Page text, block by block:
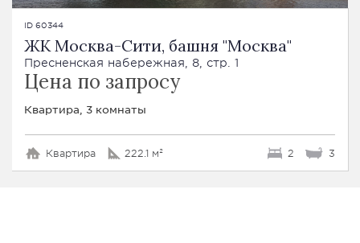
ID 60344
ЖК Москва-Сити, башня "Москва"
Пресненская набережная, 8, стр. 1
Цена по запросу
Квартира, 3 комнаты
Квартира 222.1 м² 2 3